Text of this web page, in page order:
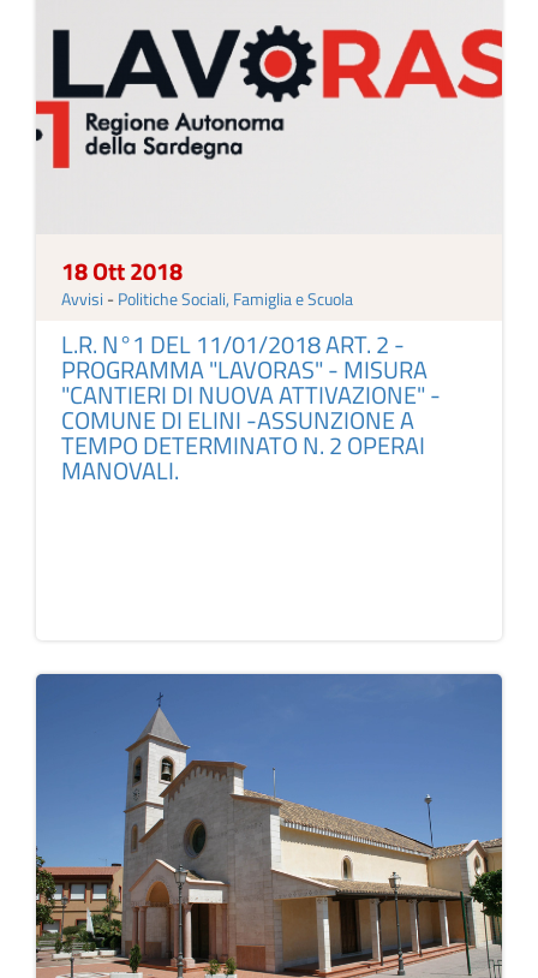
18 Ott 2018
Avvisi - Politiche Sociali, Famiglia e Scuola
L.R. N°1 DEL 11/01/2018 ART. 2 -
PROGRAMMA "LAVORAS" - MISURA
"CANTIERI DI NUOVA ATTIVAZIONE" -
COMUNE DI ELINI -ASSUNZIONE A
TEMPO DETERMINATO N. 2 OPERAI
MANOVALI.